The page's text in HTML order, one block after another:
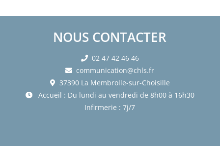
NOUS CONTACTER
02 47 42 46 46
communication@chls.fr
37390 La Membrolle-sur-Choisille
Accueil : Du lundi au vendredi de 8h00 à 16h30
Infirmerie : 7j/7